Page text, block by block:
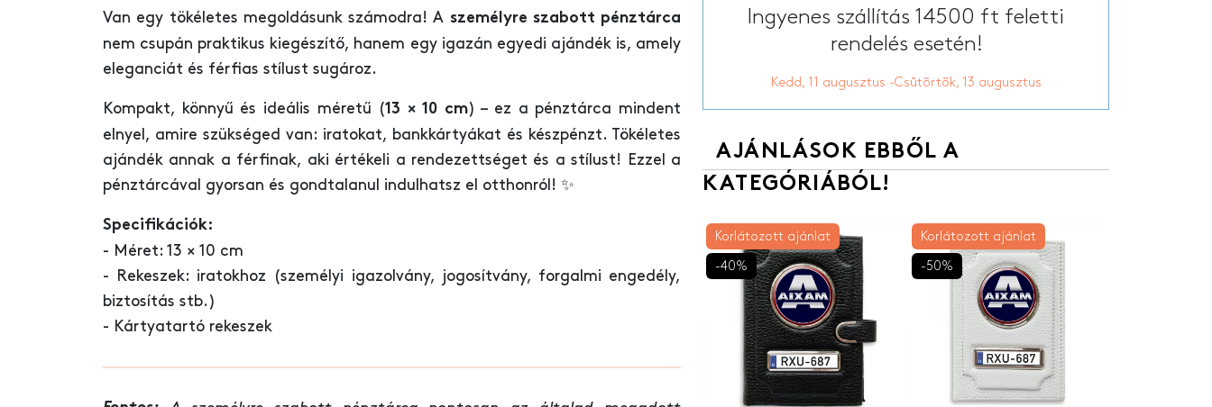
Van egy tökéletes megoldásunk számodra! A személyre szabott pénztárca
nem csupán praktikus kiegészítő, hanem egy igazán egyedi ajándék is, amely
eleganciát és férfias stílust sugároz.
Kompakt, könnyű és ideális méretű (13 × 10 cm) – ez a pénztárca mindent
elnyel, amire szükséged van: iratokat, bankkártyákat és készpénzt. Tökéletes
ajándék annak a férfinak, aki értékeli a rendezettséget és a stílust! Ezzel a
pénztárcával gyorsan és gondtalanul indulhatsz el otthonról! ✨
Specifikációk:
- Méret: 13 × 10 cm
- Rekeszek: iratokhoz (személyi igazolvány, jogosítvány, forgalmi engedély,
biztosítás stb.)
- Kártyatartó rekeszek
Ingyenes szállítás 14500 ft feletti
rendelés esetén!
Kedd, 11 augusztus -Csütörtök, 13 augusztus
AJÁNLÁSOK EBBŐL A
KATEGÓRIÁBÓL!
Korlátozott ajánlat
-40%
Korlátozott ajánlat
-50%